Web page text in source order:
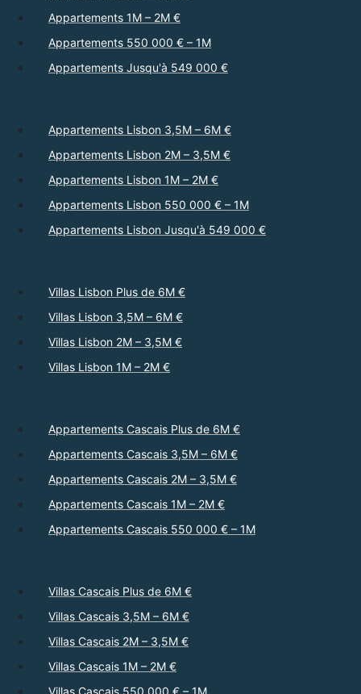
Appartements 1M – 2M €
Appartements 550 000 € – 1M
Appartements Jusqu'à 549 000 €
Appartements Lisbon 3,5M – 6M €
Appartements Lisbon 2M – 3,5M €
Appartements Lisbon 1M – 2M €
Appartements Lisbon 550 000 € – 1M
Appartements Lisbon Jusqu'à 549 000 €
Villas Lisbon Plus de 6M €
Villas Lisbon 3,5M – 6M €
Villas Lisbon 2M – 3,5M €
Villas Lisbon 1M – 2M €
Appartements Cascais Plus de 6M €
Appartements Cascais 3,5M – 6M €
Appartements Cascais 2M – 3,5M €
Appartements Cascais 1M – 2M €
Appartements Cascais 550 000 € – 1M
Villas Cascais Plus de 6M €
Villas Cascais 3,5M – 6M €
Villas Cascais 2M – 3,5M €
Villas Cascais 1M – 2M €
Villas Cascais 550 000 € – 1M